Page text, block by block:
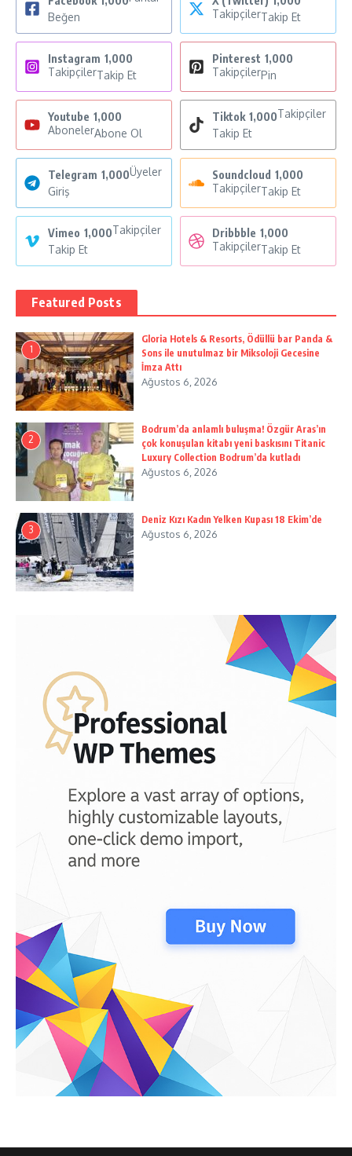
Beğen
TakipçilerTakip Et
Instagram 1,000
TakipçilerTakip Et
Pinterest 1,000
TakipçilerPin
Youtube 1,000
AbonelerAbone Ol
Tiktok 1,000Takipçiler
Takip Et
Telegram 1,000Üyeler
Giriş
Soundcloud 1,000
TakipçilerTakip Et
Vimeo 1,000Takipçiler
Takip Et
Dribbble 1,000
TakipçilerTakip Et
Featured Posts
1
Gloria Hotels & Resorts, Ödüllü bar Panda &
Sons ile unutulmaz bir Miksoloji Gecesine
İmza Attı
Ağustos 6, 2026
2
Bodrum’da anlamlı buluşma! Özgür Aras’ın
çok konuşulan kitabı yeni baskısını Titanic
Luxury Collection Bodrum’da kutladı
Ağustos 6, 2026
3
Deniz Kızı Kadın Yelken Kupası 18 Ekim’de
Ağustos 6, 2026